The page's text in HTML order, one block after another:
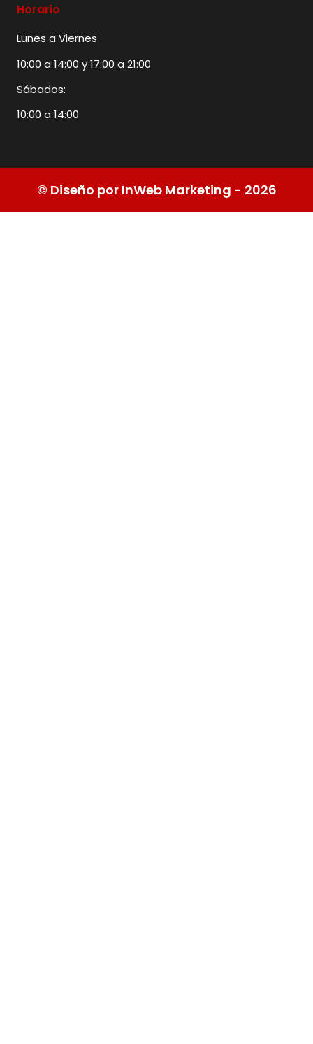
Horario
Lunes a Viernes
10:00 a 14:00 y 17:00 a 21:00
Sábados:
10:00 a 14:00
© Diseño por InWeb Marketing - 2026